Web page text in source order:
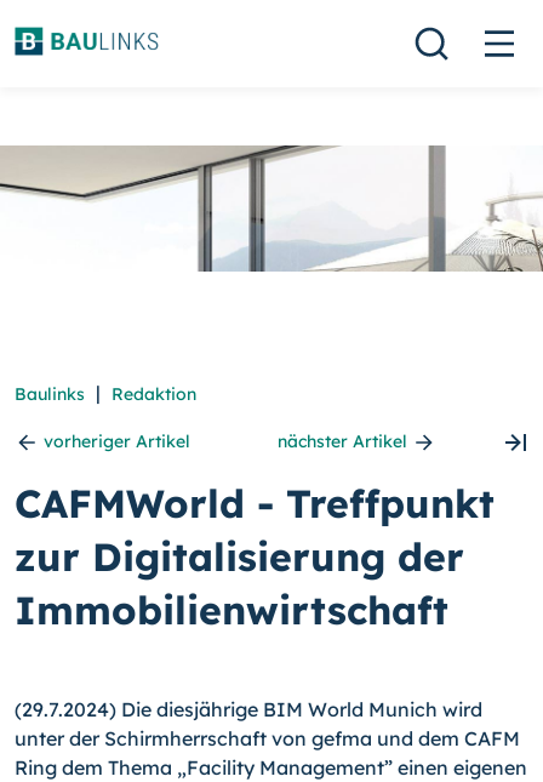
Baulinks | Redaktion
vorheriger Artikel nächster Artikel
CAFMWorld - Treffpunkt
zur Digitalisierung der
Immobilienwirtschaft
(29.7.2024) Die diesjährige BIM World Munich wird
unter der Schirmherrschaft von gefma und dem CAFM
Ring dem Thema „Facility Management” einen eigenen